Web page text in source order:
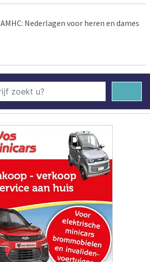
AMHC: Nederlagen voor heren en dames